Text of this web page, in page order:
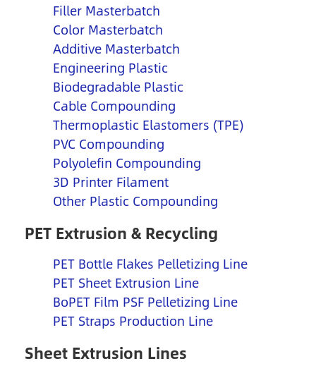
Filler Masterbatch
Color Masterbatch
Additive Masterbatch
Engineering Plastic
Biodegradable Plastic
Cable Compounding
Thermoplastic Elastomers (TPE)
PVC Compounding
Polyolefin Compounding
3D Printer Filament
Other Plastic Compounding
PET Extrusion & Recycling
PET Bottle Flakes Pelletizing Line
PET Sheet Extrusion Line
BoPET Film PSF Pelletizing Line
PET Straps Production Line
Sheet Extrusion Lines